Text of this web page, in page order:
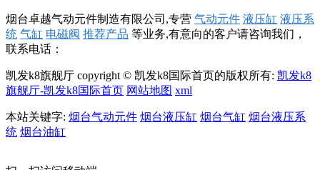
烟台卓越气动元件制造有限公司,专营 气动元件 液压缸 液压系
统 气缸 电磁阀 推荐产品 等业务,有意向的客户请咨询我们，
联系电话：
凯发k8旗舰厅 copyright © 凯发k8国际首页的版权所有: 凯发k8
旗舰厅-凯发k8国际首页 网站地图 xml
本站关键字: 烟台气动元件 烟台液压缸 烟台气缸 烟台液压系
统 烟台油缸